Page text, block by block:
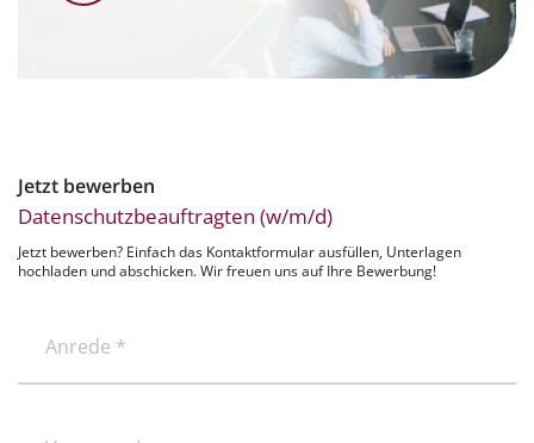
Jetzt bewerben
Datenschutzbeauftragten (w/m/d)
Jetzt bewerben? Einfach das Kontaktformular ausfüllen, Unterlagen
hochladen und abschicken. Wir freuen uns auf Ihre Bewerbung!